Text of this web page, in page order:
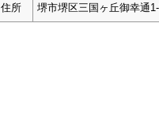
住所 堺市堺区三国ヶ丘御幸通